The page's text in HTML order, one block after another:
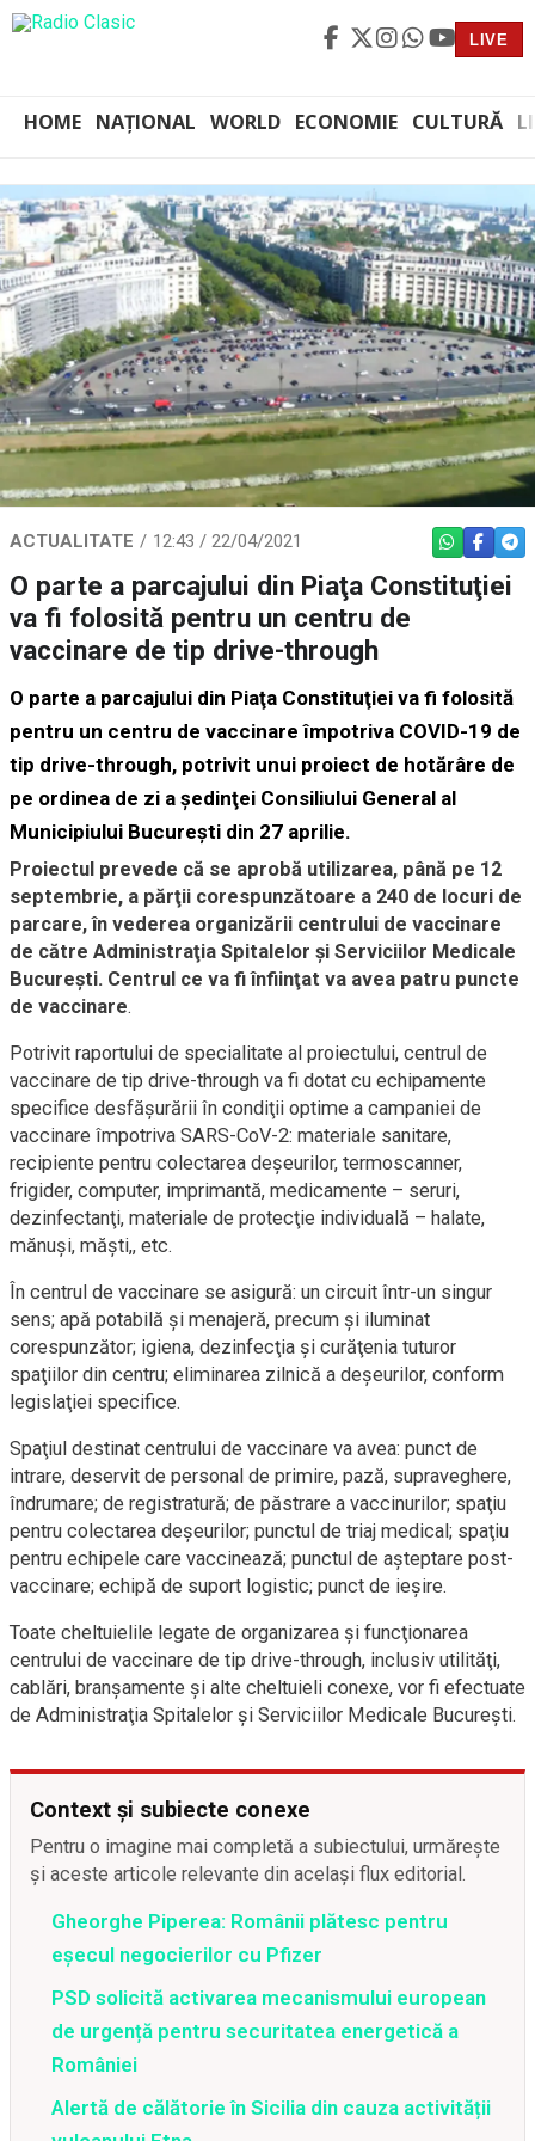
LIVE
HOME NAȚIONAL WORLD ECONOMIE CULTURĂ
ACTUALITATE 12:43 / 22/04/2021 WHATSAPP
O parte a parcajului din Piaţa Constituţiei
va fi folosită pentru un centru de
vaccinare de tip drive-through
O parte a parcajului din Piaţa Constituţiei va fi folosită
pentru un centru de vaccinare împotriva COVID-19 de
tip drive-through, potrivit unui proiect de hotărâre de
pe ordinea de zi a şedinţei Consiliului General al
Municipiului Bucureşti din 27 aprilie.
Proiectul prevede că se aprobă utilizarea, până pe 12
septembrie, a părţii corespunzătoare a 240 de locuri de
parcare, în vederea organizării centrului de vaccinare
de către Administraţia Spitalelor şi Serviciilor Medicale
Bucureşti. Centrul ce va fi înfiinţat va avea patru puncte
de vaccinare.
Potrivit raportului de specialitate al proiectului, centrul de
vaccinare de tip drive-through va fi dotat cu echipamente
specifice desfăşurării în condiţii optime a campaniei de
vaccinare împotriva SARS-CoV-2: materiale sanitare,
recipiente pentru colectarea deşeurilor, termoscanner,
frigider, computer, imprimantă, medicamente – seruri,
dezinfectanţi, materiale de protecţie individuală – halate,
mănuşi, măşti,, etc.
În centrul de vaccinare se asigură: un circuit într-un singur
sens; apă potabilă şi menajeră, precum şi iluminat
corespunzător; igiena, dezinfecţia şi curăţenia tuturor
spaţiilor din centru; eliminarea zilnică a deşeurilor, conform
legislaţiei specifice.
Spaţiul destinat centrului de vaccinare va avea: punct de
intrare, deservit de personal de primire, pază, supraveghere,
îndrumare; de registratură; de păstrare a vaccinurilor; spaţiu
pentru colectarea deşeurilor; punctul de triaj medical; spaţiu
pentru echipele care vaccinează; punctul de aşteptare post-
vaccinare; echipă de suport logistic; punct de ieşire.
Toate cheltuielile legate de organizarea şi funcţionarea
centrului de vaccinare de tip drive-through, inclusiv utilităţi,
cablări, branşamente şi alte cheltuieli conexe, vor fi efectuate
de Administraţia Spitalelor şi Serviciilor Medicale Bucureşti.
Context și subiecte conexe
Pentru o imagine mai completă a subiectului, urmărește
și aceste articole relevante din același flux editorial.
Gheorghe Piperea: Românii plătesc pentru
eșecul negocierilor cu Pfizer
PSD solicită activarea mecanismului european
de urgență pentru securitatea energetică a
României
Alertă de călătorie în Sicilia din cauza activității